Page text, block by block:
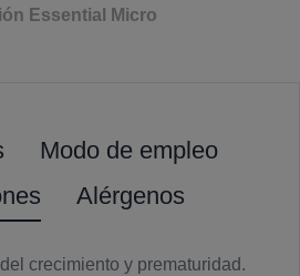
Essential Micro
Modo de empleo
Alérgenos
crecimiento y prematuridad.